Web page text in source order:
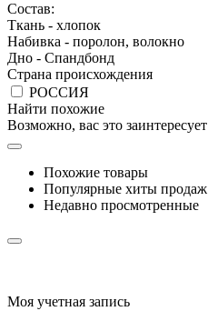
Состав:
Ткань - хлопок
Набивка - поролон, волокно
Дно - Спандбонд
Страна происхождения
РОССИЯ
Найти похожие
Возможно, вас это заинтересует
Похожие товары
Популярные хиты продаж
Недавно просмотренные
Моя учетная запись